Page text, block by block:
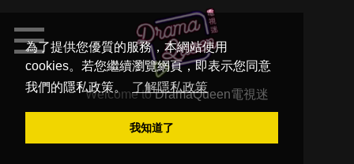
為了提供您優質的服務，本網站使用
cookies。若您繼續瀏覽網頁，即表示您同意
我們的隱私政策。
了解隱私政策
我知道了
Welcome toDramaQueen電視迷